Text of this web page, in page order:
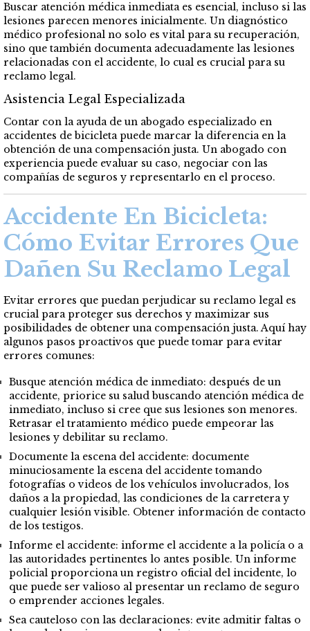
Buscar atención médica inmediata es esencial, incluso si las
lesiones parecen menores inicialmente. Un diagnóstico
médico profesional no solo es vital para su recuperación,
sino que también documenta adecuadamente las lesiones
relacionadas con el accidente, lo cual es crucial para su
reclamo legal.
Asistencia Legal Especializada
Contar con la ayuda de un abogado especializado en
accidentes de bicicleta puede marcar la diferencia en la
obtención de una compensación justa. Un abogado con
experiencia puede evaluar su caso, negociar con las
compañías de seguros y representarlo en el proceso.
Accidente En Bicicleta:
Cómo Evitar Errores Que
Dañen Su Reclamo Legal
Evitar errores que puedan perjudicar su reclamo legal es
crucial para proteger sus derechos y maximizar sus
posibilidades de obtener una compensación justa. Aquí hay
algunos pasos proactivos que puede tomar para evitar
errores comunes:
Busque atención médica de inmediato: después de un
accidente, priorice su salud buscando atención médica de
inmediato, incluso si cree que sus lesiones son menores.
Retrasar el tratamiento médico puede empeorar las
lesiones y debilitar su reclamo.
Documente la escena del accidente: documente
minuciosamente la escena del accidente tomando
fotografías o videos de los vehículos involucrados, los
daños a la propiedad, las condiciones de la carretera y
cualquier lesión visible. Obtener información de contacto
de los testigos.
Informe el accidente: informe el accidente a la policía o a
las autoridades pertinentes lo antes posible. Un informe
policial proporciona un registro oficial del incidente, lo
que puede ser valioso al presentar un reclamo de seguro
o emprender acciones legales.
Sea cauteloso con las declaraciones: evite admitir faltas o